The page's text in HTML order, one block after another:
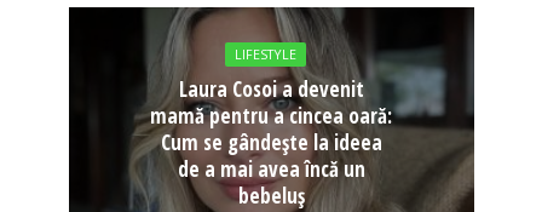
LIFESTYLE
Laura Cosoi a devenit
mamă pentru a cincea oară:
Cum se gândește la ideea
de a mai avea încă un
bebeluș